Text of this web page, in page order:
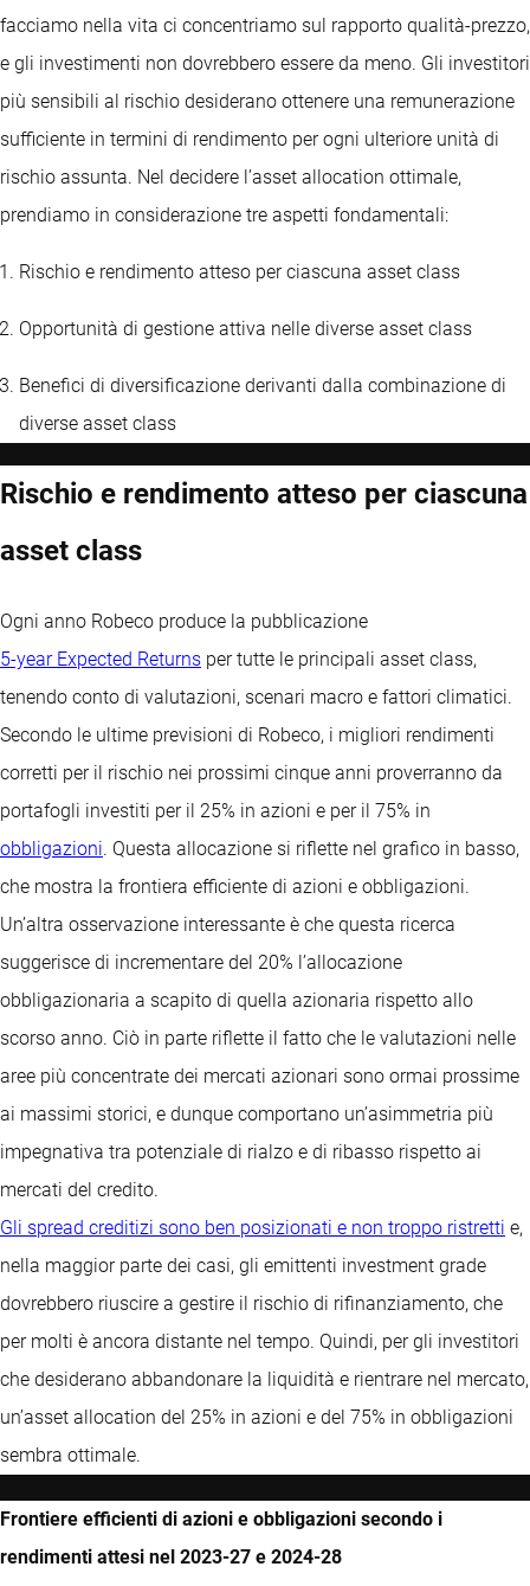
facciamo nella vita ci concentriamo sul rapporto qualità-prezzo,
e gli investimenti non dovrebbero essere da meno. Gli investitori
più sensibili al rischio desiderano ottenere una remunerazione
sufficiente in termini di rendimento per ogni ulteriore unità di
rischio assunta. Nel decidere l’asset allocation ottimale,
prendiamo in considerazione tre aspetti fondamentali:
Rischio e rendimento atteso per ciascuna asset class
Opportunità di gestione attiva nelle diverse asset class
Benefici di diversificazione derivanti dalla combinazione di
diverse asset class
Rischio e rendimento atteso per ciascuna
asset class
Ogni anno Robeco produce la pubblicazione
5-year Expected Returns per tutte le principali asset class,
tenendo conto di valutazioni, scenari macro e fattori climatici.
Secondo le ultime previsioni di Robeco, i migliori rendimenti
corretti per il rischio nei prossimi cinque anni proverranno da
portafogli investiti per il 25% in azioni e per il 75% in
obbligazioni. Questa allocazione si riflette nel grafico in basso,
che mostra la frontiera efficiente di azioni e obbligazioni.
Un’altra osservazione interessante è che questa ricerca
suggerisce di incrementare del 20% l’allocazione
obbligazionaria a scapito di quella azionaria rispetto allo
scorso anno. Ciò in parte riflette il fatto che le valutazioni nelle
aree più concentrate dei mercati azionari sono ormai prossime
ai massimi storici, e dunque comportano un’asimmetria più
impegnativa tra potenziale di rialzo e di ribasso rispetto ai
mercati del credito.
Gli spread creditizi sono ben posizionati e non troppo ristretti e,
nella maggior parte dei casi, gli emittenti investment grade
dovrebbero riuscire a gestire il rischio di rifinanziamento, che
per molti è ancora distante nel tempo. Quindi, per gli investitori
che desiderano abbandonare la liquidità e rientrare nel mercato,
un’asset allocation del 25% in azioni e del 75% in obbligazioni
sembra ottimale.
Frontiere efficienti di azioni e obbligazioni secondo i
rendimenti attesi nel 2023-27 e 2024-28